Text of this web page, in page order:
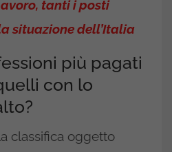
tanti i posti
situazione dell’Italia
più pagati
con lo
classifica oggetto